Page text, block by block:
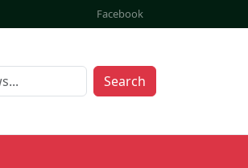
Facebook
Search